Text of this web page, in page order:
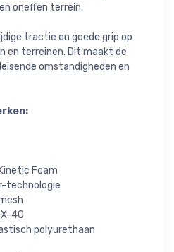
oneffen terrein.
tractie en goede grip op
en terreinen. Dit maakt de
omstandigheden en
Foam
technologie
X-40
polyurethaan